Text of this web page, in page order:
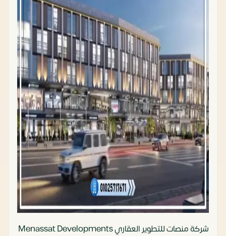
شركة منصات للتطوير العقاري Menassat Developments